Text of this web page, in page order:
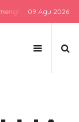
lulusan
09 Agu 2026